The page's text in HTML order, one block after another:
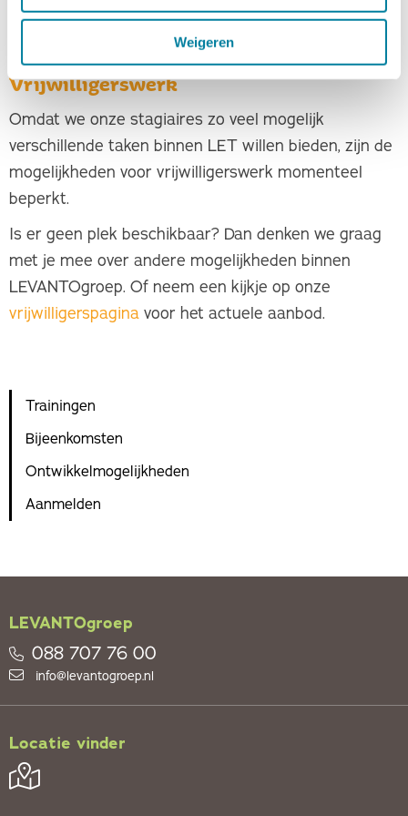
Weigeren
omgeving goed kennen. Dit is dan ook een
waardevolle voorbereiding op je verdere opleiding.
Vrijwilligerswerk
Omdat we onze stagiaires zo veel mogelijk
verschillende taken binnen LET willen bieden, zijn de
mogelijkheden voor vrijwilligerswerk momenteel
beperkt.
Is er geen plek beschikbaar? Dan denken we graag
met je mee over andere mogelijkheden binnen
LEVANTOgroep. Of neem een kijkje op onze
vrijwilligerspagina voor het actuele aanbod.
Trainingen
Bijeenkomsten
Ontwikkelmogelijkheden
Aanmelden
LEVANTOgroep
088 707 76 00
info@levantogroep.nl
Locatie vinder